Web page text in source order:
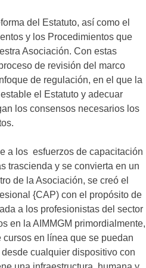
del Estatuto, así como el
y los Procedimientos que
Asociación. Con estas
de revisión del marco
de regulación, en el que la
el Estatuto y adecuar
los consensos necesarios los
a los esfuerzos de capacitación
trascienda y se convierta en un
de la Asociación, se creó el
{CAP) con el propósito de
a los profesionistas del sector
en la AIMMGM primordialmente,
en línea que se puedan
cualquier dispositivo con